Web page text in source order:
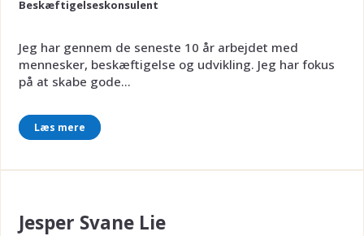
Beskæftigelseskonsulent
Jeg har gennem de seneste 10 år arbejdet med
mennesker, beskæftigelse og udvikling. Jeg har fokus
på at skabe gode...
Læs mere
Jesper Svane Lie